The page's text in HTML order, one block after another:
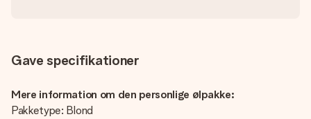
Gave specifikationer
Mere information om den personlige ølpakke:
Pakketype: Blond